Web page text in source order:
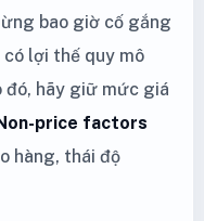
bao giờ cố gắng
lợi thế quy mô
đó, hãy giữ mức giá
price factors
hàng, thái độ